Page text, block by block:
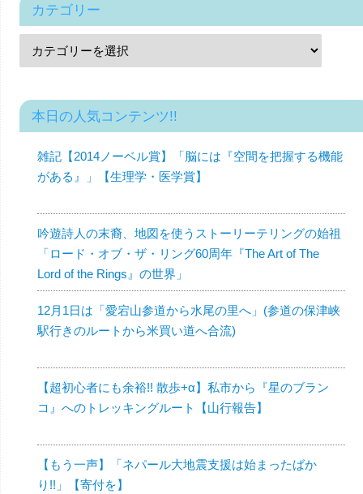
カテゴリー
本日の人気コンテンツ!!
雑記【2014ノーベル賞】「脳には『空間を把握する機能
がある』」【生理学・医学賞】
吟遊詩人の末裔、地図を使うストーリーテリングの始祖
「ロード・オブ・ザ・リング60周年『The Art of The
Lord of the Rings』の世界」
12月1日は「愛宕山参道から水尾の里へ」(参道の保津峡
駅行きのルートから米買い道へ合流)
【超初心者にも余裕!! 散歩+α】私市から『星のブラン
コ』へのトレッキングルート【山行報告】
【もう一声】「ネパール大地震支援は始まったばか
り!!」【寄付を】